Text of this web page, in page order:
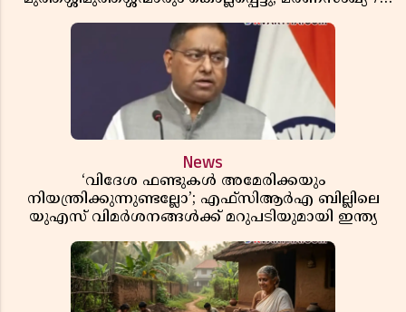
News
‘വിദേശ ഫണ്ടുകൾ അമേരിക്കയും
നിയന്ത്രിക്കുന്നുണ്ടല്ലോ’; എഫ്സിആർഎ ബില്ലിലെ
യുഎസ് വിമർശനങ്ങൾക്ക് മറുപടിയുമായി ഇന്ത്യ